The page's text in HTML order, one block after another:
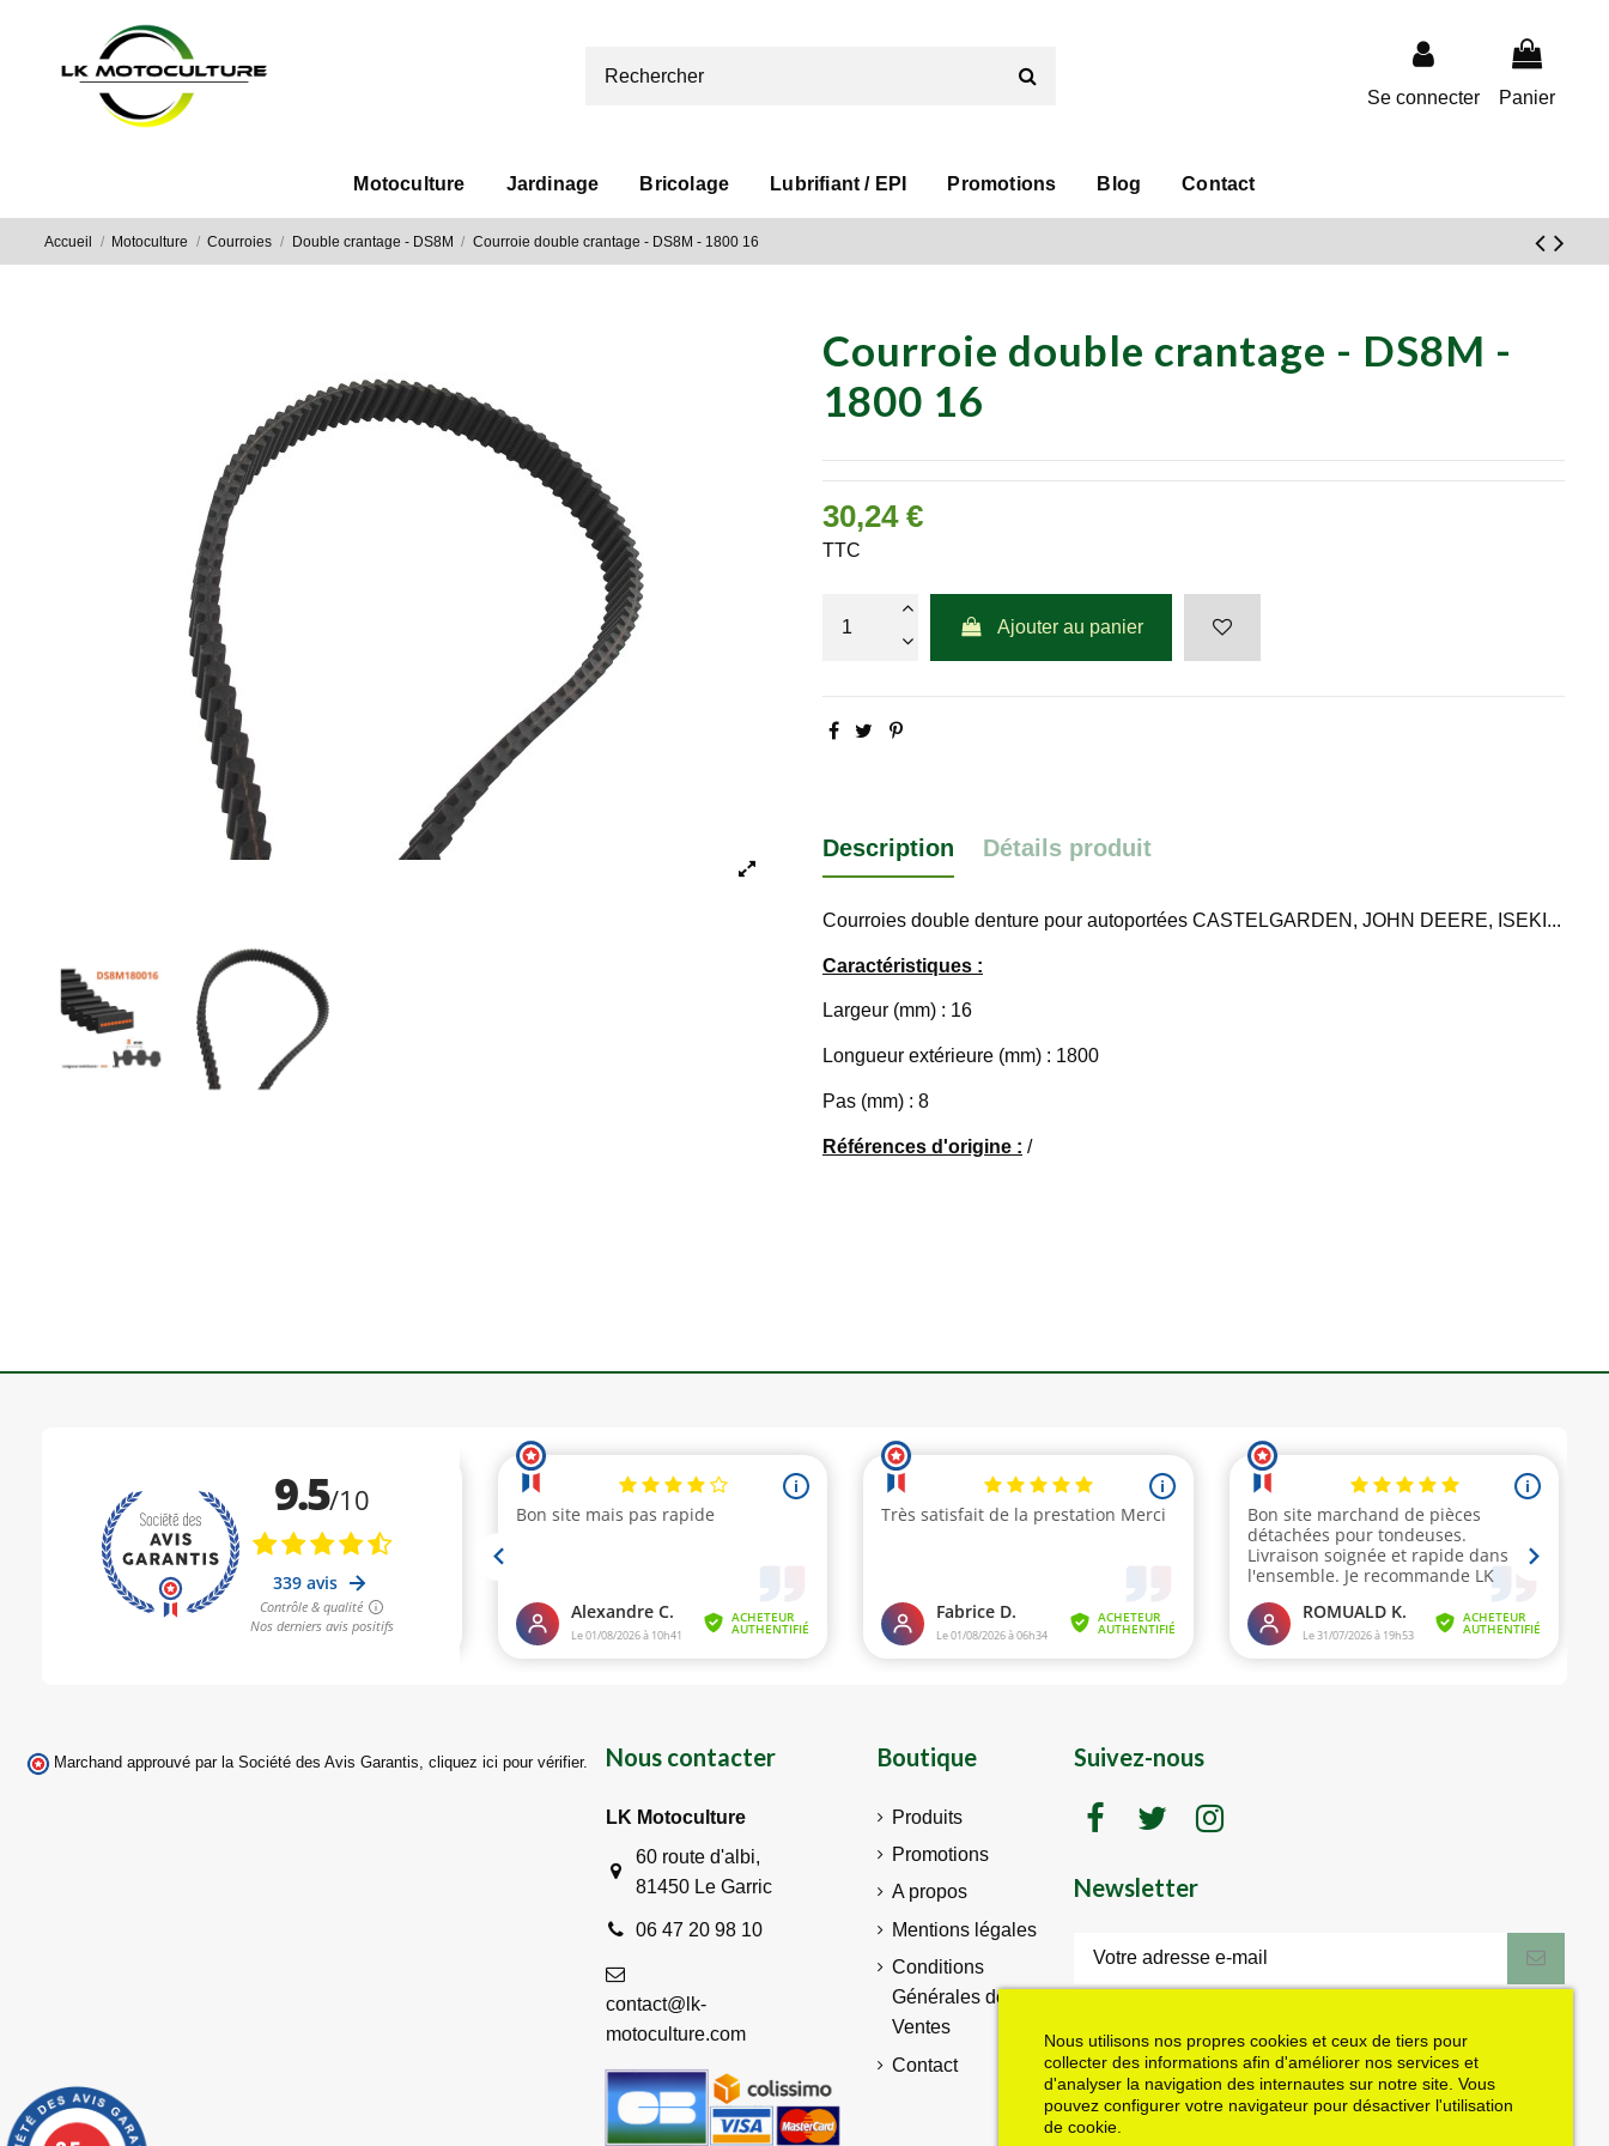
Nous utilisons nos propres cookies et ceux de tiers pour
collecter des informations afin d'améliorer nos services et
d'analyser la navigation des internautes sur notre site. Vous
pouvez configurer votre navigateur pour désactiver l'utilisation
de cookie.
Se connecter Panier
Motoculture Jardinage Bricolage Lubrifiant / EPI Promotions Blog Contact
Accueil Motoculture Courroies Double crantage - DS8M Courroie double crantage - DS8M - 1800 16
Courroie double crantage - DS8M -
1800 16
30,24 €
TTC
Ajouter au panier
Description Détails produit
Courroies double denture pour autoportées CASTELGARDEN, JOHN DEERE, ISEKI...
Caractéristiques :
Largeur (mm) : 16
Longueur extérieure (mm) : 1800
Pas (mm) : 8
Références d'origine : /
Marchand approuvé par la Société des Avis Garantis, cliquez ici pour vérifier. Nous contacter
LK Motoculture
60 route d'albi,
81450 Le Garric
06 47 20 98 10
contact@lk-
motoculture.com
Boutique
Produits
Promotions
A propos
Mentions légales
Conditions
Générales de
Ventes
Contact
Suivez-nous
Newsletter
dans le mail de confirmation envoyé à
l'adresse email fournie). Vous pouvez
vous désinscrire à tout moment. Plus
d'informations dans nos mentions légales
J'accepte les conditions générales et la politique de confidentialité